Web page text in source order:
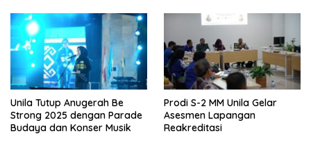
Unila Tutup Anugerah Be
Strong 2025 dengan Parade
Budaya dan Konser Musik
Prodi S-2 MM Unila Gelar
Asesmen Lapangan
Reakreditasi